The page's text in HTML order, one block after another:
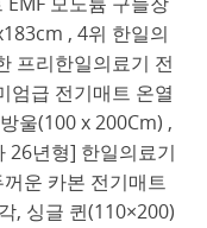
, 4위 한일의
프리한일의료기 전
엄급 전기매트 온열
울(100 x 200Cm) ,
26년형] 한일의료기
운 카본 전기매트
, 싱글 퀸(110×200)